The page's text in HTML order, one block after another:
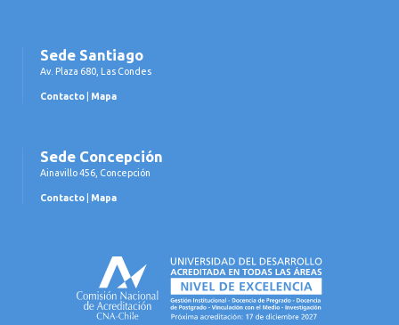
Sede Santiago
Av. Plaza 680, Las Condes
Contacto Mapa
Sede Concepción
Ainavillo 456, Concepción
Contacto Mapa